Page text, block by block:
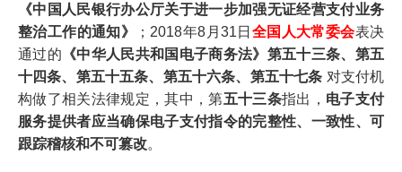
《中国人民银行办公厅关于进一步加强无证经营支付业务
整治工作的通知》
；2018年8月31日 全国人大常委会表决
通过的 《中华人民共和国电子商务法》 第五十三条、第五
十四条、第五十五条、第五十六条、第五十七条 对支付机
构做了相关法律规定，其中，第五十三条指出， 电子支付
服务提供者应当确保电子支付指令的完整性、一致性、可
跟踪稽核和不可篡改。